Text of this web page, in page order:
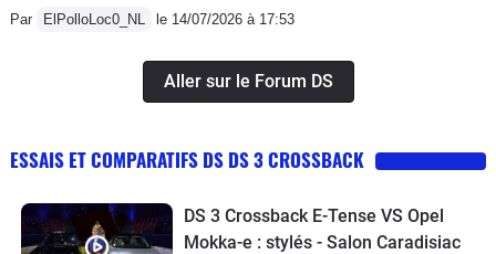
Par ElPolloLoc0_NL le 14/07/2026 à 17:53
Aller sur le Forum DS
ESSAIS ET COMPARATIFS DS DS 3 CROSSBACK
DS 3 Crossback E-Tense VS Opel
Mokka-e : stylés - Salon Caradisiac